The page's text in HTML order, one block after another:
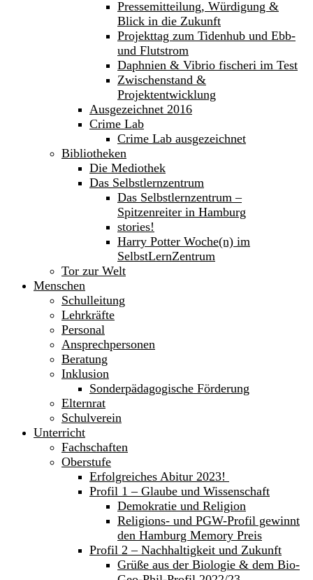
Pressemitteilung, Würdigung &
Blick in die Zukunft
Projekttag zum Tidenhub und Ebb-
und Flutstrom
Daphnien & Vibrio fischeri im Test
Zwischenstand &
Projektentwicklung
Ausgezeichnet 2016
Crime Lab
Crime Lab ausgezeichnet
Bibliotheken
Die Mediothek
Das Selbstlernzentrum
Das Selbstlernzentrum –
Spitzenreiter in Hamburg
stories!
Harry Potter Woche(n) im
SelbstLernZentrum
Tor zur Welt
Menschen
Schulleitung
Lehrkräfte
Personal
Ansprechpersonen
Beratung
Inklusion
Sonderpädagogische Förderung
Elternrat
Schulverein
Unterricht
Fachschaften
Oberstufe
Erfolgreiches Abitur 2023!
Profil 1 – Glaube und Wissenschaft
Demokratie und Religion
Religions- und PGW-Profil gewinnt
den Hamburg Memory Preis
Profil 2 – Nachhaltigkeit und Zukunft
Grüße aus der Biologie & dem Bio-